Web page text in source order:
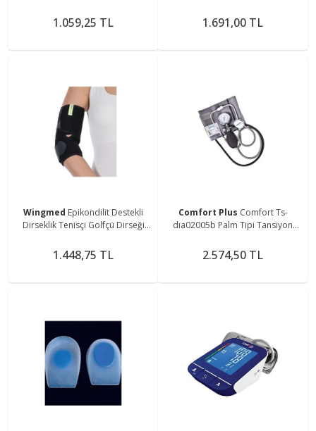
1.059,25 TL 1.691,00 TL
Wingmed Epikondilit Destekli
Dirseklik Tenisçi Golfçü Dirseği
1.448,75 TL
Comfort Plus Comfort Ts-
dıa02005b Palm Tipi Tansiyon
2.574,50 TL